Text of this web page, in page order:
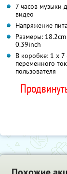
7 часов музыки
видео
Напряжение
Размеры:
0.39inch
В коробке: 1 х 7
переменного
пользователя